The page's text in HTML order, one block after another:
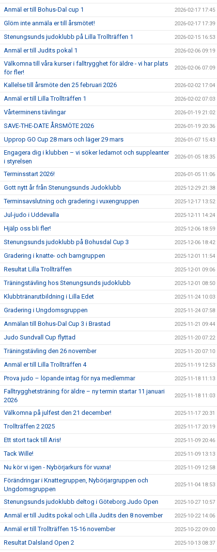
Anmäl er till Bohus-Dal cup 1 2026-02-17 17:45
Glöm inte anmäla er till årsmötet! 2026-02-17 17:39
Stenungsunds judoklubb på Lilla Trollträffen 1 2026-02-15 16:53
Anmäl er till Judits pokal 1 2026-02-06 09:19
Välkomna till våra kurser i falltrygghet för äldre - vi har plats
för fler!
2026-02-06 07:09
Kallelse till årsmöte den 25 februari 2026 2026-02-02 17:04
Anmäl er till Lilla Trollträffen 1 2026-02-02 07:03
Vårterminens tävlingar 2026-01-19 21:02
SAVE-THE-DATE ÅRSMÖTE 2026 2026-01-19 20:36
Upprop GO Cup 28 mars och läger 29 mars 2026-01-07 15:43
Engagera dig i klubben – vi söker ledamot och suppleanter
i styrelsen
2026-01-05 18:35
Terminsstart 2026! 2026-01-05 11:06
Gott nytt år från Stenungsunds Judoklubb 2025-12-29 21:38
Terminsavslutning och gradering i vuxengruppen 2025-12-17 13:52
Jul-judo i Uddevalla 2025-12-11 14:24
Hjälp oss bli fler! 2025-12-06 18:59
Stenungsunds judoklubb på Bohusdal Cup 3 2025-12-06 18:42
Gradering i knatte- och barngruppen 2025-12-01 11:54
Resultat Lilla Trollträffen 2025-12-01 09:06
Träningstävling hos Stenungsunds judoklubb 2025-12-01 08:50
Klubbtränarutbildning i Lilla Edet 2025-11-24 10:03
Gradering i Ungdomsgruppen 2025-11-24 07:58
Anmälan till Bohus-Dal Cup 3 i Brastad 2025-11-21 09:44
Judo Sundvall Cup flyttad 2025-11-20 07:22
Träningstävling den 26 november 2025-11-20 07:10
Anmäl er till Lilla Trollträffen 4 2025-11-19 12:53
Prova judo – löpande intag för nya medlemmar 2025-11-18 11:13
Falltrygghetsträning för äldre – ny termin startar 11 januari
2026
2025-11-18 11:03
Välkomna på julfest den 21 december! 2025-11-17 20:31
Trollträffen 2 2025 2025-11-17 20:19
Ett stort tack till Aris! 2025-11-09 20:46
Tack Wille! 2025-11-09 13:13
Nu kör vi igen - Nybörjarkurs för vuxna! 2025-11-09 12:58
Förändringar i Knattegruppen, Nybörjargruppen och
Ungdomsgruppen
2025-11-04 18:53
Stenungsunds judoklubb deltog i Göteborg Judo Open 2025-10-27 10:57
Anmäl er till Judits pokal och Lilla Judits den 8 november 2025-10-22 14:06
Anmäl er till Trollträffen 15-16 november 2025-10-22 09:00
Resultat Dalsland Open 2 2025-10-13 08:37